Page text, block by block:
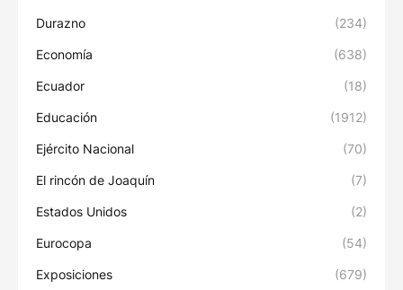
Durazno (234)
Economía (638)
Ecuador (18)
Educación (1912)
Ejército Nacional (70)
El rincón de Joaquín (7)
Estados Unidos (2)
Eurocopa (54)
Exposiciones (679)